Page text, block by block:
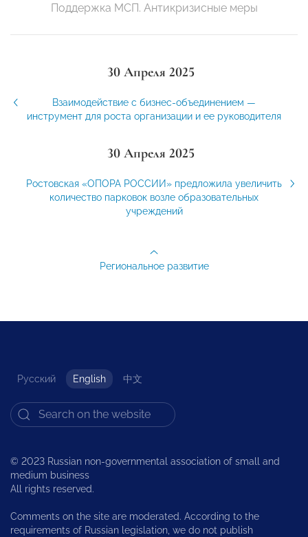
Поддержка МСП. Антикризисные меры
30 Апреля 2025
Взаимодействие с бизнес-объединением —
инструмент для роста организации и ее руководителя
30 Апреля 2025
Ростовская «ОПОРА РОССИИ» предложила увеличить
количество парковок возле образовательных
учреждений
Региональное развитие
Русский English 中文
© 2023 Russian non-governmental association of small and
medium business
All rights reserved.
Comments on the site are moderated. According to the
requirements of Russian legislation, we do not publish